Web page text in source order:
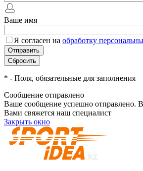
Ваше имя
Я согласен на обработку
* - Поля, обязательные для заполнения
Сообщение отправлено
Ваше сообщение успешно отправлено.
Вами свяжется наш специалист
Закрыть окно